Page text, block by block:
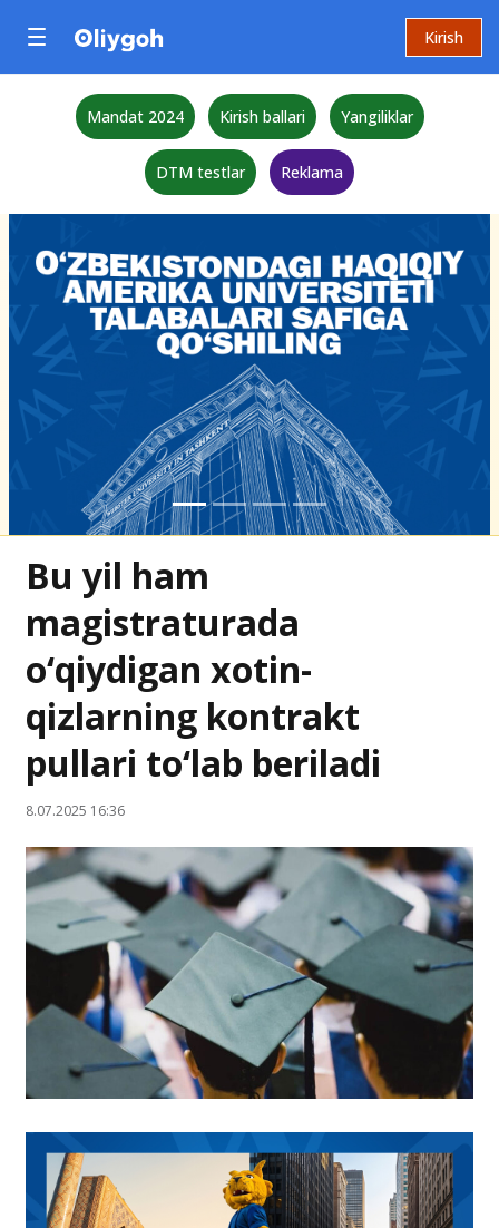
Kirish
Mandat 2024 Kirish ballari Yangiliklar
DTM testlar Reklama
Bu yil ham
magistraturada
o‘qiydigan xotin-
qizlarning kontrakt
pullari to‘lab beriladi
8.07.2025 16:36